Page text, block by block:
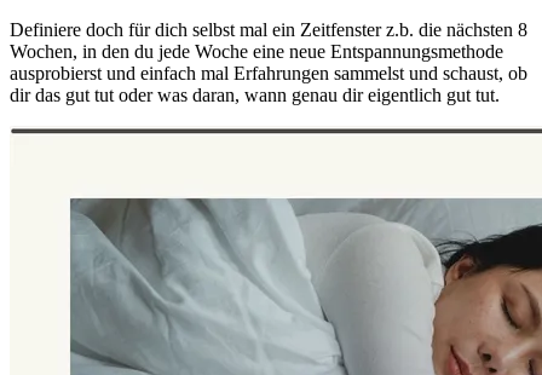
Definiere doch für dich selbst mal ein Zeitfenster z.b. die nächsten 8
Wochen, in den du jede Woche eine neue Entspannungsmethode
ausprobierst und einfach mal Erfahrungen sammelst und schaust, ob
dir das gut tut oder was daran, wann genau dir eigentlich gut tut.